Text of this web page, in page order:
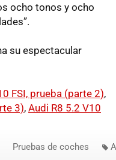
ocho tonos y ocho
su espectacular
FSI, prueba (parte 2),
3), Audi R8 5.2 V10
Pruebas de coches